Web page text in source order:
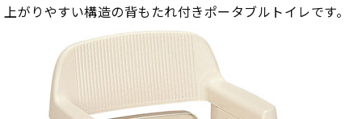
上がりやすい構造の背もたれ付きポータブルトイレです。